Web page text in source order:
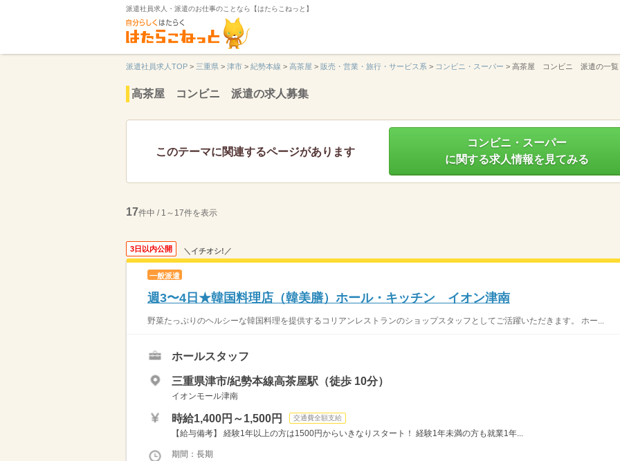
派遣社員求人・派遣のお仕事のことなら【はたらこねっと】
派遣社員求人TOP > 三重県 > 津市 > 紀勢本線 > 高茶屋 > 販売・営業・旅行・サービス系 > コンビニ・スーパー > 高茶屋 コンビニ 派遣の一覧
高茶屋 コンビニ 派遣の求人募集
このテーマに関連するページがあります
コンビニ・スーパー
に関する求人情報を見てみる
17件中 / 1～17件を表示
3日以内公開 ＼イチオシ!／
一般派遣
週3〜4日★韓国料理店（韓美膳）ホール・キッチン イオン津南
野菜たっぷりのヘルシーな韓国料理を提供するコリアンレストランのショップスタッフとしてご活躍いただきます。 ホー...
ホールスタッフ
三重県津市/紀勢本線高茶屋駅（徒歩 10分）
イオンモール津南
時給1,400円～1,500円 交通費全額支給
【給与備考】 経験1年以上の方は1500円からいきなりスタート！ 経験1年未満の方も就業1年...
期間：長期